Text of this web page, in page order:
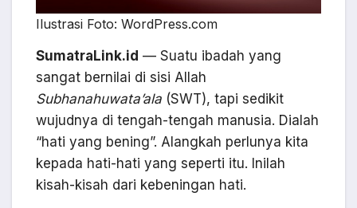
Ilustrasi Foto: WordPress.com
SumatraLink.id — Suatu ibadah yang
sangat bernilai di sisi Allah
Subhanahuwata’ala (SWT), tapi sedikit
wujudnya di tengah-tengah manusia. Dialah
“hati yang bening”. Alangkah perlunya kita
kepada hati-hati yang seperti itu. Inilah
kisah-kisah dari kebeningan hati.